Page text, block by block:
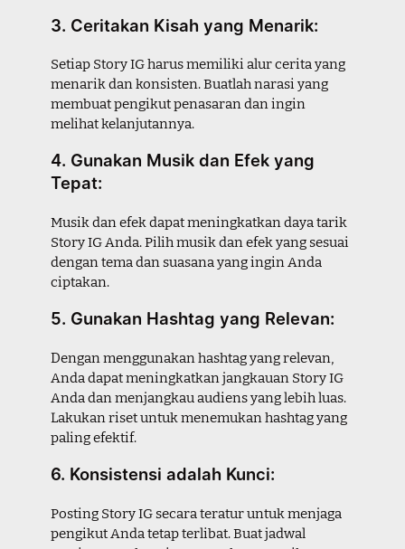
3. Ceritakan Kisah yang Menarik:
Setiap Story IG harus memiliki alur cerita yang
menarik dan konsisten. Buatlah narasi yang
membuat pengikut penasaran dan ingin
melihat kelanjutannya.
4. Gunakan Musik dan Efek yang
Tepat:
Musik dan efek dapat meningkatkan daya tarik
Story IG Anda. Pilih musik dan efek yang sesuai
dengan tema dan suasana yang ingin Anda
ciptakan.
5. Gunakan Hashtag yang Relevan:
Dengan menggunakan hashtag yang relevan,
Anda dapat meningkatkan jangkauan Story IG
Anda dan menjangkau audiens yang lebih luas.
Lakukan riset untuk menemukan hashtag yang
paling efektif.
6. Konsistensi adalah Kunci:
Posting Story IG secara teratur untuk menjaga
pengikut Anda tetap terlibat. Buat jadwal